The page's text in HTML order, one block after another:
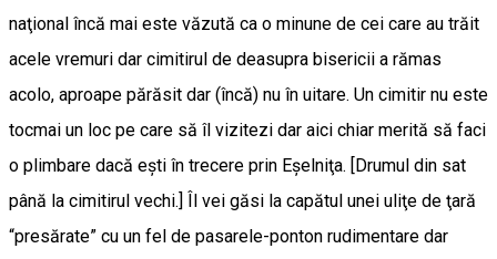
naţional încă mai este văzută ca o minune de cei care au trăit
acele vremuri dar cimitirul de deasupra bisericii a rămas
acolo, aproape părăsit dar (încă) nu în uitare. Un cimitir nu este
tocmai un loc pe care să îl vizitezi dar aici chiar merită să faci
o plimbare dacă eşti în trecere prin Eşelniţa. [Drumul din sat
până la cimitirul vechi.] Îl vei găsi la capătul unei uliţe de ţară
“presărate” cu un fel de pasarele-ponton rudimentare dar